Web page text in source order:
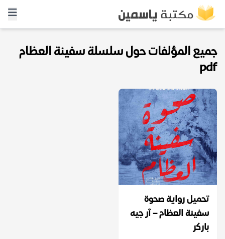
جميع المؤلفات حول سلسلة سفينة العظام
pdf
تحميل رواية صحوة
سفينة العظام – آر جيه
باركر